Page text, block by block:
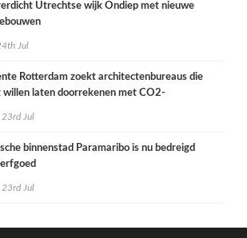
Utrechtse wijk Ondiep met nieuwe
Jul
Rotterdam zoekt architectenbureaus die
willen laten doorrekenen met CO2-
23rd Jul
binnenstad Paramaribo is nu bedreigd
23rd Jul